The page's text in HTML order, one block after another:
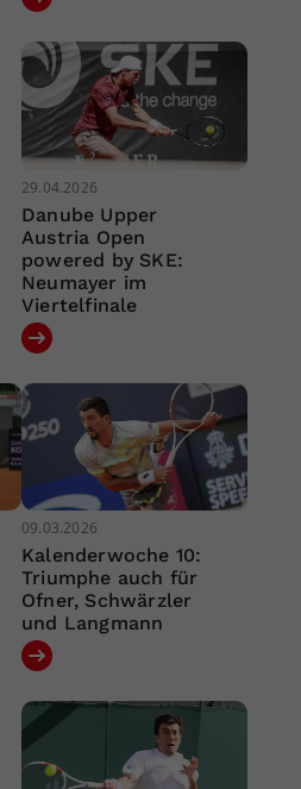
29.04.2026
Danube Upper
Austria Open
powered by SKE:
Neumayer im
Viertelfinale
09.03.2026
Kalenderwoche 10:
Triumphe auch für
Ofner, Schwärzler
und Langmann